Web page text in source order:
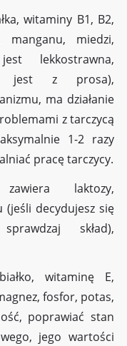
witaminy B1, B2,
miedzi,
lekkostrawna,
jest z prosa),
ma działanie
z tarczycą
1-2 razy
pracę tarczycy.
laktozy,
(jeśli decydujesz się
skład),
witaminę E,
fosfor, potas,
poprawiać stan
jego wartości